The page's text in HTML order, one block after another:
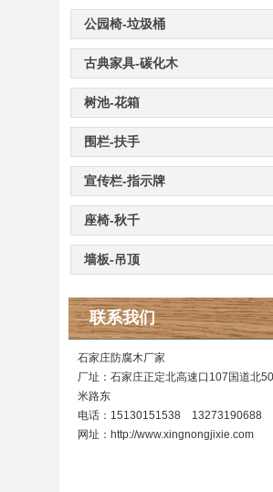
公园椅-垃圾桶
古典家具-碳化木
树池-花箱
围栏-扶手
宣传栏-指示牌
座椅-秋千
墙板-吊顶
联系我们
石家庄防腐木厂家
厂址：石家庄正定北高速口107国道北50
米路东
电话：15130151538 13273190688
网址： http://www.xingnongjixie.com